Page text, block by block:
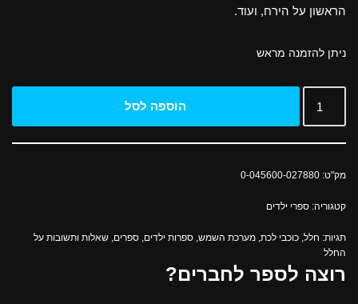
הראשון על הירח, ועוד.
ניתן להזמנה מראש
הוספה לסל
מק"ט: 0-045600-027880
קטגוריה: ספרי ילדים
תגיות: חלל, כוכבי לכת, מערכת השמש, ספרות ילדים, ספרים, שאלות ותשובות על
החלל
רוצה לספר לחברים?